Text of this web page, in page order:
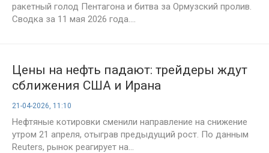
ракетный голод Пентагона и битва за Ормузский пролив.
Сводка за 11 мая 2026 года....
Цены на нефть падают: трейдеры ждут
сближения США и Ирана
21-04-2026, 11:10
Нефтяные котировки сменили направление на снижение
утром 21 апреля, отыграв предыдущий рост. По данным
Reuters, рынок реагирует на...